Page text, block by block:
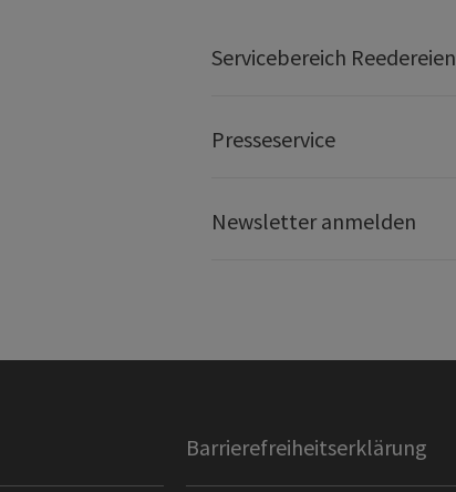
Servicebereich Reedereien
Presseservice
Newsletter anmelden
Barrierefreiheitserklärung